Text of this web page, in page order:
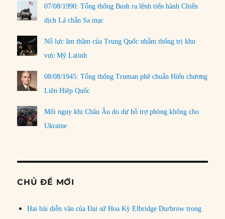
07/08/1990: Tổng thống Bush ra lệnh tiến hành Chiến
dịch Lá chắn Sa mạc
Nỗ lực âm thầm của Trung Quốc nhằm thống trị khu
vực Mỹ Latinh
08/08/1945: Tổng thống Truman phê chuẩn Hiến chương
Liên Hiệp Quốc
Mối nguy khi Châu Âu do dự hỗ trợ phòng không cho
Ukraine
CHỦ ĐỀ MỚI
Hai bài diễn văn của Đại sứ Hoa Kỳ Elbridge Durbrow trong